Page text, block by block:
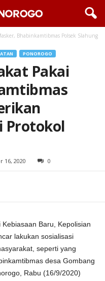
Bhabinkamtibmas Polsek Slahung
PONOROGO
Pakai
Protokol
16, 2020 0
Baru, Kepolisian
lakukan sosialisasi
seperti yang
desa Gombang
Rabu (16/9/2020)